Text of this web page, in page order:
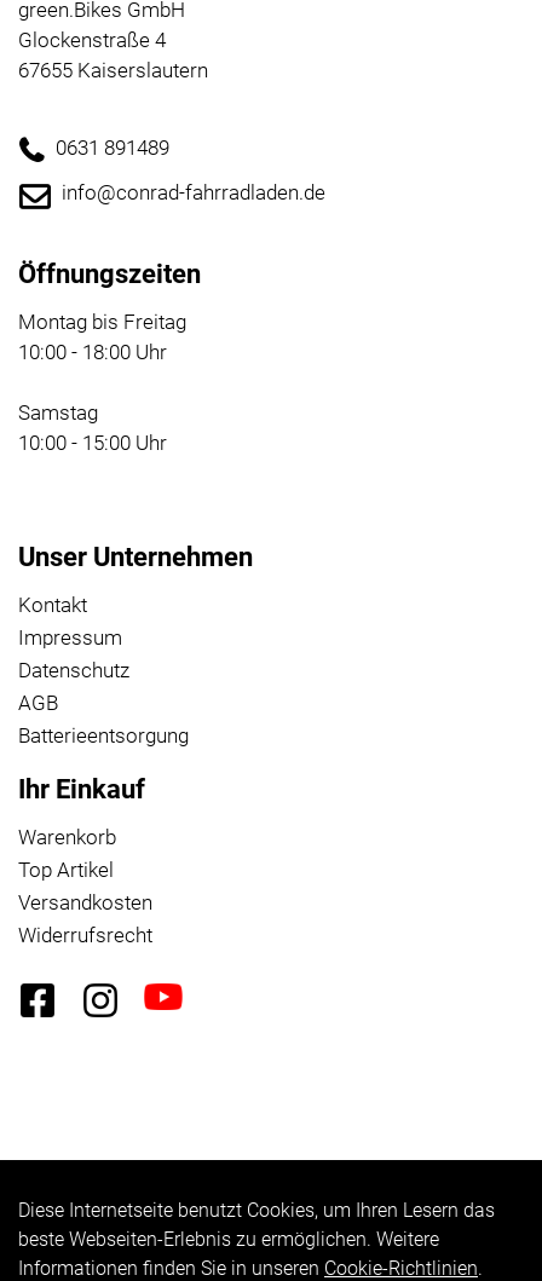
green.Bikes GmbH
Glockenstraße 4
67655 Kaiserslautern
0631 891489
info@conrad-fahrradladen.de
Öffnungszeiten
Montag bis Freitag
10:00 - 18:00 Uhr
Samstag
10:00 - 15:00 Uhr
Unser Unternehmen
Kontakt
Impressum
Datenschutz
AGB
Batterieentsorgung
Ihr Einkauf
Warenkorb
Top Artikel
Versandkosten
Widerrufsrecht
Diese Internetseite benutzt Cookies, um Ihren Lesern das
beste Webseiten-Erlebnis zu ermöglichen. Weitere
Informationen finden Sie in unseren Cookie-Richtlinien.
Auftrag widerrufen